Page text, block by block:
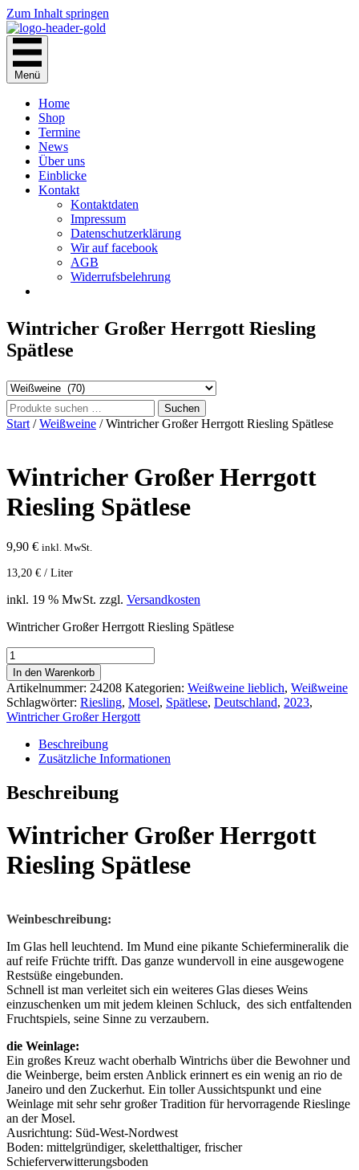
Zum Inhalt springen
Menü
Home
Shop
Termine
News
Über uns
Einblicke
Kontakt
Kontaktdaten
Impressum
Datenschutzerklärung
Wir auf facebook
AGB
Widerrufsbelehrung
Wintricher Großer Herrgott Riesling
Spätlese
Suchen
nach:
Suchen
Start /Weißweine / Wintricher Großer Herrgott Riesling Spätlese
Wintricher Großer Herrgott
Riesling Spätlese
9,90 € inkl. MwSt.
13,20 € / Liter
inkl. 19 % MwSt. zzgl. Versandkosten
Wintricher Großer Herrgott Riesling Spätlese
Wintricher
Großer
Herrgott
Riesling
Spätlese
Menge
In den Warenkorb
Artikelnummer: 24208 Kategorien: Weißweine lieblich, Weißweine
Schlagwörter: Riesling, Mosel, Spätlese, Deutschland, 2023,
Wintricher Großer Hergott
Beschreibung
Zusätzliche Informationen
Beschreibung
Wintricher Großer Herrgott
Riesling Spätlese
Weinbeschreibung:
Im Glas hell leuchtend. Im Mund eine pikante Schiefermineralik die
auf reife Früchte trifft. Das ganze wundervoll in eine ausgewogene
Restsüße eingebunden.
Schnell ist man verleitet sich ein weiteres Glas dieses Weins
einzuschenken um mit jedem kleinen Schluck, des sich entfaltenden
Fruchtspiels, seine Sinne zu verzaubern.
die Weinlage:
Ein großes Kreuz wacht oberhalb Wintrichs über die Bewohner und
die Weinberge, beim ersten Anblick erinnert es ein wenig an rio de
Janeiro und den Zuckerhut. Ein toller Aussichtspunkt und eine
Weinlage mit sehr sehr großer Tradition für hervorragende Rieslinge
an der Mosel.
Ausrichtung: Süd-West-Nordwest
Boden: mittelgründiger, skeletthaltiger, frischer
Schieferverwitterungsboden